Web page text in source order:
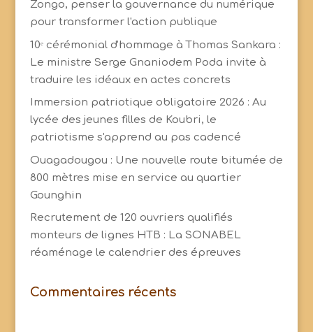
Zongo, penser la gouvernance du numérique
pour transformer l'action publique
10ᵉ cérémonial d'hommage à Thomas Sankara :
Le ministre Serge Gnaniodem Poda invite à
traduire les idéaux en actes concrets
Immersion patriotique obligatoire 2026 : Au
lycée des jeunes filles de Koubri, le
patriotisme s'apprend au pas cadencé
Ouagadougou : Une nouvelle route bitumée de
800 mètres mise en service au quartier
Gounghin
Recrutement de 120 ouvriers qualifiés
monteurs de lignes HTB : La SONABEL
réaménage le calendrier des épreuves
Commentaires récents